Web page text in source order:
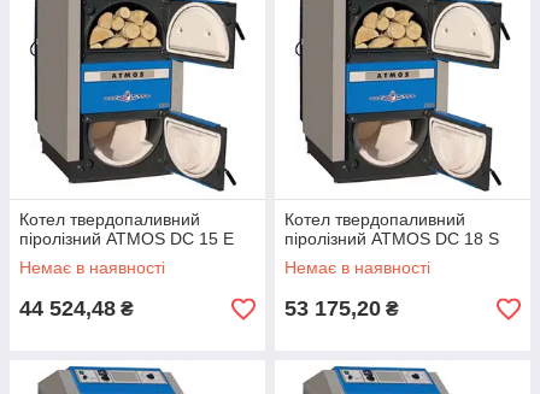
Котел твердопаливний
піролізний ATMOS DC 15 E
Немає в наявності
44 524,48 ₴
Котел твердопаливний
піролізний ATMOS DC 18 S
Немає в наявності
53 175,20 ₴